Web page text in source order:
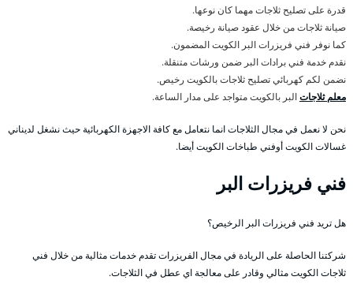
قدرة على تصليح ثلاجات مهما كان نوعها.
صيانة ثلاجات من خلال عقود صيانة رخيصة.
كما نوفر فني فريزرات البر الكويت المضمون.
نقدم خدمة فني برادات البر ضمن ورشات متنقلة.
نضمن لكم كهربائي تصليح ثلاجات بالكويت رخيص.
معلم ثلاجاتالبر بالكويت متواجد على مدار الساعة.
نحن لا نعمل في مجال الثلاجات انما نتعامل مع كافة الاجهزة الكهربائية حيث نشغل لديناني
غسالات الكويت أوفني طباخات الكويت أيضا.
فني فريزرات البر
هل تريد فني فريزرات البر الرخيص؟
شركتنا الحاصلة على الريادة في مجال الفريزرات تقدم خدمات مثالية من خلال فني
ثلاجات الكويت مثالي وقادر على معالجة اي عطل في الثلاجات.